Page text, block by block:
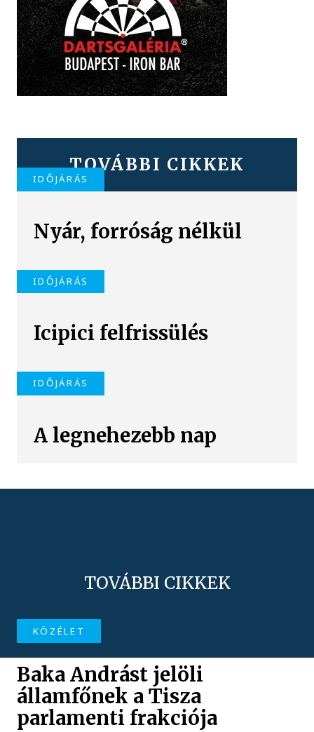
TOVÁBBI CIKKEK
IDŐJÁRÁS
Nyár, forróság nélkül
IDŐJÁRÁS
Icipici felfrissülés
IDŐJÁRÁS
A legnehezebb nap
TOVÁBBI CIKKEK
KÖZÉLET
Baka Andrást jelöli
államfőnek a Tisza
parlamenti frakciója